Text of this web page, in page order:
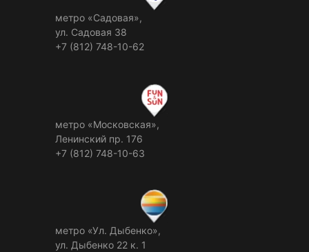
метро «Садовая»,
ул. Садовая 38
+7 (812) 748-10-62
метро «Московская»,
Ленинский пр. 176
+7 (812) 748-10-63
метро «Ул. Дыбенко»,
ул. Дыбенко 22 к. 1